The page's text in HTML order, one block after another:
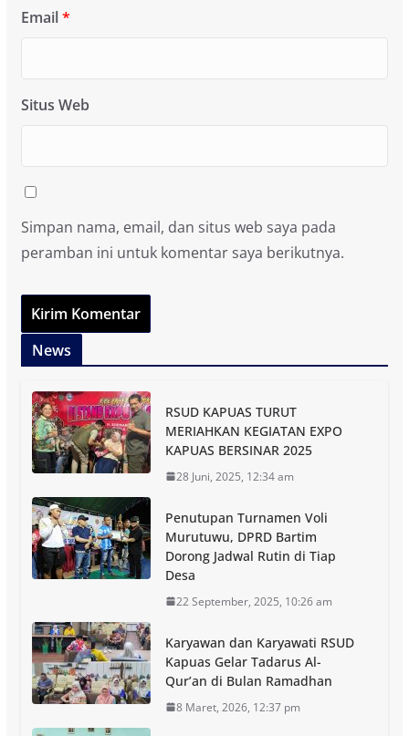
Email*
Situs Web
Simpan nama, email, dan situs web saya pada
peramban ini untuk komentar saya berikutnya.
News
RSUD KAPUAS TURUT
MERIAHKAN KEGIATAN EXPO
KAPUAS BERSINAR 2025
28 Juni, 2025, 12:34 am
Penutupan Turnamen Voli
Murutuwu, DPRD Bartim
Dorong Jadwal Rutin di Tiap
Desa
22 September, 2025, 10:26 am
Karyawan dan Karyawati RSUD
Kapuas Gelar Tadarus Al-
Qur’an di Bulan Ramadhan
8 Maret, 2026, 12:37 pm